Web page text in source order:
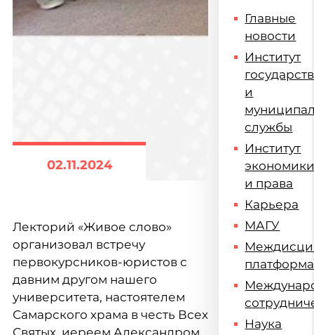
02.11.2024
Лекторий «Живое слово»
организовал встречу
первокурсников-юристов с
давним другом нашего
университета, настоятелем
Самарского храма в честь Всех
Святых, иереем Александром
Главные
новости
Институт
и
службы
Институт
и права
Карьера
МАГУ
платформа
Наука